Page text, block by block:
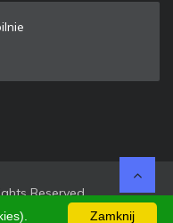
Reserved
Zamknij